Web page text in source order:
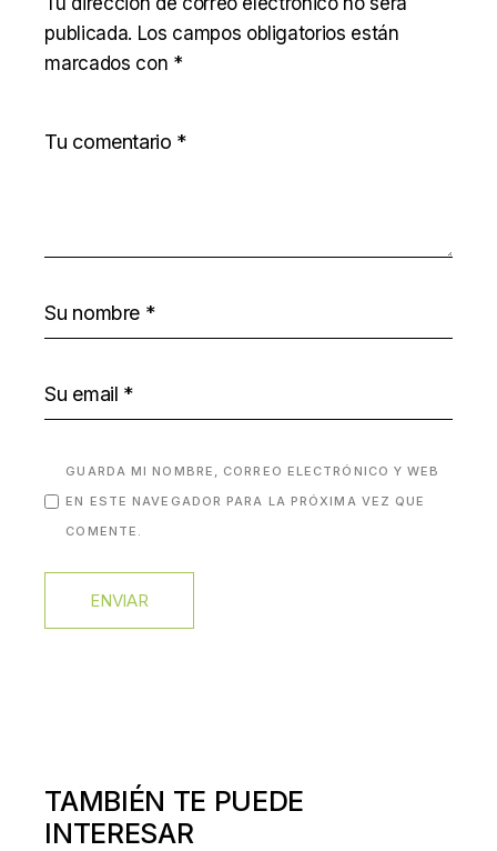
publicada. Los campos obligatorios están
marcados con *
GUARDA MI NOMBRE, CORREO ELECTRÓNICO Y WEB
EN ESTE NAVEGADOR PARA LA PRÓXIMA VEZ QUE
COMENTE.
ENVIAR
TAMBIÉN TE PUEDE
INTERESAR